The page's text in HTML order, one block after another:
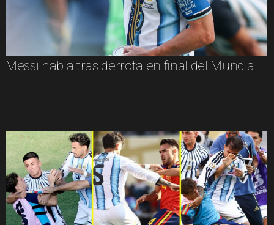
Messi habla tras derrota en final del Mundial